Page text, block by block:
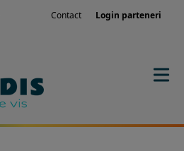
Contact Login parteneri